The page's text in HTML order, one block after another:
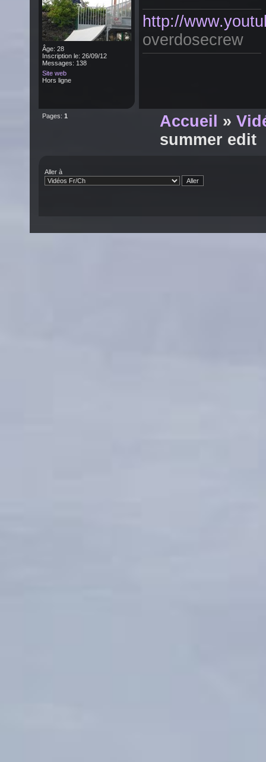
Âge: 28
Inscription le: 26/09/12
Messages: 138
Site web
Hors ligne
http://
overdosecrew
Pages: 1 Accueil »
summer edit
Aller à